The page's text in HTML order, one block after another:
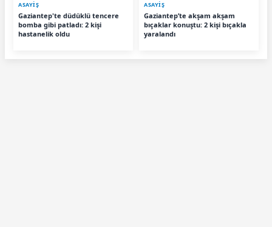
ASAYİŞ
Gaziantep'te düdüklü tencere
bomba gibi patladı: 2 kişi
hastanelik oldu
ASAYİŞ
Gaziantep’te akşam akşam
bıçaklar konuştu: 2 kişi bıçakla
yaralandı